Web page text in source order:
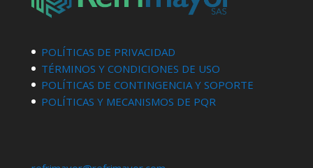
POLÍTICAS DE PRIVACIDAD
TÉRMINOS Y CONDICIONES DE USO
POLÍTICAS DE CONTINGENCIA Y SOPORTE
POLÍTICAS Y MECANISMOS DE PQR